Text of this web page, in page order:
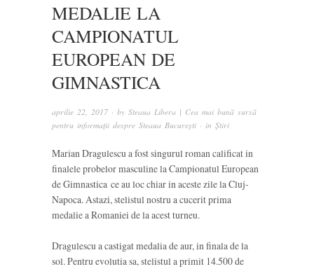
MEDALIE LA
CAMPIONATUL
EUROPEAN DE
GIMNASTICA
aprilie 22, 2017 · by Steaua Libera | Cea mai bună sursă
pentru informații despre Steaua București · in Știri
Marian Dragulescu a fost singurul roman calificat in
finalele probelor masculine la Campionatul European
de Gimnastica ce au loc chiar in aceste zile la Cluj-
Napoca. Astazi, stelistul nostru a cucerit prima
medalie a Romaniei de la acest turneu.
Dragulescu a castigat medalia de aur, in finala de la
sol. Pentru evolutia sa, stelistul a primit 14.500 de